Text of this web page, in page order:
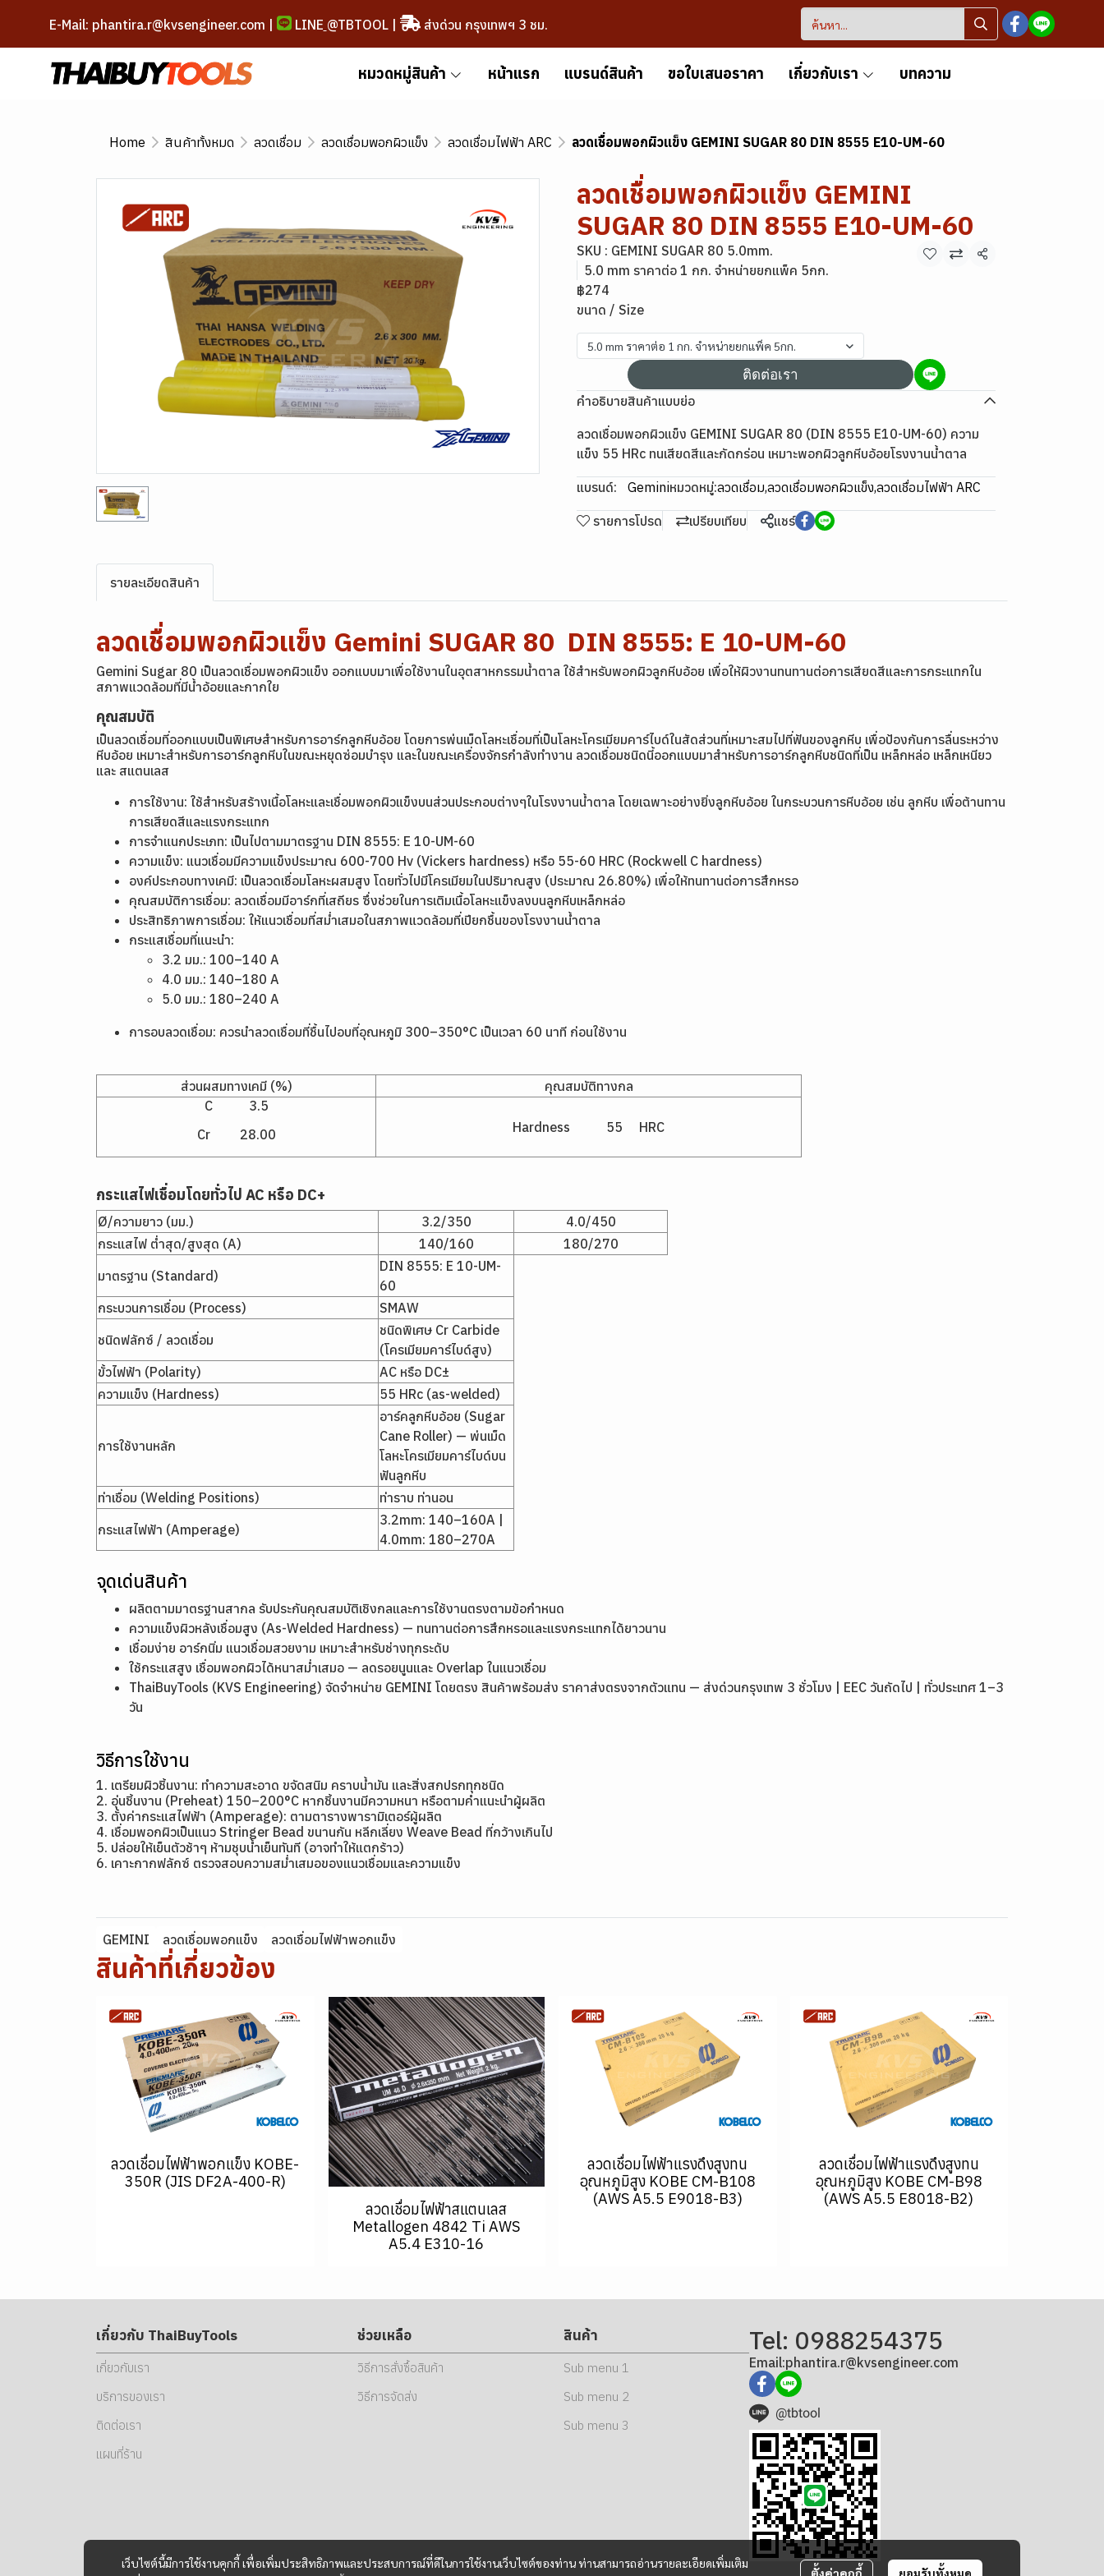
E-Mail: phantira.r@kvsengineer.com | LINE @TBTOOL| ส่งด่วน กรุงเทพฯ 3 ชม.
หมวดหมู่สินค้า หน้าแรก แบรนด์สินค้า ขอใบเสนอราคา เกี่ยวกับเรา บทความ
Home สินค้าทั้งหมด ลวดเชื่อม ลวดเชื่อมพอกผิวแข็ง ลวดเชื่อมไฟฟ้า ARC ลวดเชื่อมพอกผิวแข็ง GEMINI SUGAR 80 DIN 8555 E10-UM-60
ลวดเชื่อมพอกผิวแข็ง GEMINI
SUGAR 80 DIN 8555 E10-UM-60
SKU : GEMINI SUGAR 80 5.0mm.
5.0 mm ราคาต่อ 1 กก. จำหน่ายยกแพ็ค 5กก.
แชร์
฿274
ขนาด / Size
5.0 mm ราคาต่อ 1 กก. จำหน่ายยกแพ็ค 5กก.
ติดต่อเรา
คำอธิบายสินค้าแบบย่อ
ลวดเชื่อมพอกผิวแข็ง GEMINI SUGAR 80 (DIN 8555 E10-UM-60) ความ
แข็ง 55 HRc ทนเสียดสีและกัดกร่อน เหมาะพอกผิวลูกหีบอ้อยโรงงานน้ำตาล
แบรนด์: Geminiหมวดหมู่:ลวดเชื่อม,ลวดเชื่อมพอกผิวแข็ง,ลวดเชื่อมไฟฟ้า ARC
รายการโปรด เปรียบเทียบ แชร์
รายละเอียดสินค้า
ลวดเชื่อมพอกผิวแข็ง Gemini SUGAR 80 DIN 8555: E 10-UM-60
Gemini Sugar 80 เป็นลวดเชื่อมพอกผิวแข็ง ออกแบบมาเพื่อใช้งานในอุตสาหกรรมน้ำตาล ใช้สำหรับพอกผิวลูกหีบอ้อย เพื่อให้ผิวงานทนทานต่อการเสียดสีและการกระแทกใน
สภาพแวดล้อมที่มีน้ำอ้อยและกากใย
คุณสมบัติ
เป็นลวดเชื่อมที่ออกแบบเป็นพิเศษสำหรับการอาร์กลูกหีบอ้อย โดยการพ่นเม็ดโลหะเชื่อมที่เป็นโลหะโครเมียมคาร์ไบด์ในสัดส่วนที่เหมาะสมไปที่ฟันของลูกหีบ เพื่อป้องกันการลื่นระหว่าง
หีบอ้อย เหมาะสำหรับการอาร์กลูกหีบในขณะหยุดซ่อมบำรุง และในขณะเครื่องจักรกำลังทำงาน ลวดเชื่อมชนิดนี้ออกแบบมาสำหรับการอาร์กลูกหีบชนิดที่เป็น เหล็กหล่อ เหล็กเหนียว
และ สแตนเลส
การใช้งาน: ใช้สำหรับสร้างเนื้อโลหะและเชื่อมพอกผิวแข็งบนส่วนประกอบต่างๆในโรงงานน้ำตาล โดยเฉพาะอย่างยิ่งลูกหีบอ้อย ในกระบวนการหีบอ้อย เช่น ลูกหีบ เพื่อต้านทาน
การเสียดสีและแรงกระแทก
การจำแนกประเภท: เป็นไปตามมาตรฐาน DIN 8555: E 10-UM-60
ความแข็ง: แนวเชื่อมมีความแข็งประมาณ 600-700 Hv (Vickers hardness) หรือ 55-60 HRC (Rockwell C hardness)
องค์ประกอบทางเคมี: เป็นลวดเชื่อมโลหะผสมสูง โดยทั่วไปมีโครเมียมในปริมาณสูง (ประมาณ 26.80%) เพื่อให้ทนทานต่อการสึกหรอ
คุณสมบัติการเชื่อม: ลวดเชื่อมมีอาร์กที่เสถียร ซึ่งช่วยในการเติมเนื้อโลหะแข็งลงบนลูกหีบเหล็กหล่อ
ประสิทธิภาพการเชื่อม: ให้แนวเชื่อมที่สม่ำเสมอในสภาพแวดล้อมที่เปียกชื้นของโรงงานน้ำตาล
กระแสเชื่อมที่แนะนำ:
3.2 มม.: 100–140 A
4.0 มม.: 140–180 A
5.0 มม.: 180–240 A
การอบลวดเชื่อม: ควรนำลวดเชื่อมที่ชื้นไปอบที่อุณหภูมิ 300–350°C เป็นเวลา 60 นาที ก่อนใช้งาน
ส่วนผสมทางเคมี (%)
คุณสมบัติทางกล
C 3.5
Cr 28.00
Hardness 55 HRC
กระแสไฟเชื่อมโดยทั่วไป AC หรือ DC+
Ø/ความยาว (มม.) 3.2/350
4.0/450
กระแสไฟ ต่ำสุด/สูงสุด (A)
140/160
180/270
มาตรฐาน (Standard)
DIN 8555: E 10-UM-
60
กระบวนการเชื่อม (Process)
SMAW
ชนิดฟลักซ์ / ลวดเชื่อม
ชนิดพิเศษ Cr Carbide
(โครเมียมคาร์ไบด์สูง)
ขั้วไฟฟ้า (Polarity)
AC หรือ DC±
ความแข็ง (Hardness)
55 HRc (as-welded)
การใช้งานหลัก
อาร์คลูกหีบอ้อย (Sugar
Cane Roller) — พ่นเม็ด
โลหะโครเมียมคาร์ไบด์บน
ฟันลูกหีบ
ท่าเชื่อม (Welding Positions)
ท่าราบ ท่านอน
กระแสไฟฟ้า (Amperage)
3.2mm: 140–160A |
4.0mm: 180–270A
จุดเด่นสินค้า
ผลิตตามมาตรฐานสากล รับประกันคุณสมบัติเชิงกลและการใช้งานตรงตามข้อกำหนด
ความแข็งผิวหลังเชื่อมสูง (As-Welded Hardness) — ทนทานต่อการสึกหรอและแรงกระแทกได้ยาวนาน
เชื่อมง่าย อาร์กนิ่ม แนวเชื่อมสวยงาม เหมาะสำหรับช่างทุกระดับ
ใช้กระแสสูง เชื่อมพอกผิวได้หนาสม่ำเสมอ — ลดรอยนูนและ Overlap ในแนวเชื่อม
ThaiBuyTools (KVS Engineering) จัดจำหน่าย GEMINI โดยตรง สินค้าพร้อมส่ง ราคาส่งตรงจากตัวแทน — ส่งด่วนกรุงเทพ 3 ชั่วโมง | EEC วันถัดไป | ทั่วประเทศ 1–3
วัน
วิธีการใช้งาน
1. เตรียมผิวชิ้นงาน: ทำความสะอาด ขจัดสนิม คราบน้ำมัน และสิ่งสกปรกทุกชนิด
2. อุ่นชิ้นงาน (Preheat) 150–200°C หากชิ้นงานมีความหนา หรือตามคำแนะนำผู้ผลิต
3. ตั้งค่ากระแสไฟฟ้า (Amperage): ตามตารางพารามิเตอร์ผู้ผลิต
4. เชื่อมพอกผิวเป็นแนว Stringer Bead ขนานกัน หลีกเลี่ยง Weave Bead ที่กว้างเกินไป
5. ปล่อยให้เย็นตัวช้าๆ ห้ามชุบน้ำเย็นทันที (อาจทำให้แตกร้าว)
6. เคาะกากฟลักซ์ ตรวจสอบความสม่ำเสมอของแนวเชื่อมและความแข็ง
GEMINI ลวดเชื่อมพอกแข็ง ลวดเชื่อมไฟฟ้าพอกแข็ง
สินค้าที่เกี่ยวข้อง
ลวดเชื่อมไฟฟ้าพอกแข็ง KOBE-
350R (JIS DF2A-400-R)
ลวดเชื่อมไฟฟ้าสแตนเลส
Metallogen 4842 Ti AWS
A5.4 E310-16
ลวดเชื่อมไฟฟ้าแรงดึงสูงทน
อุณหภูมิสูง KOBE CM-B108
(AWS A5.5 E9018-B3)
ลวดเชื่อมไฟฟ้าแรงดึงสูงทน
อุณหภูมิสูง KOBE CM-B98
(AWS A5.5 E8018-B2)
เว็บไซต์นี้มีการใช้งานคุกกี้ เพื่อเพิ่มประสิทธิภาพและประสบการณ์ที่ดีในการใช้งานเว็บไซต์ของท่าน ท่านสามารถอ่านรายละเอียดเพิ่มเติม
ตั้งค่าคุกกี้ ยอมรับทั้งหมด
เกี่ยวกับ ThaiBuyTools
เกี่ยวกับเรา
บริการของเรา
ติดต่อเรา
แผนที่ร้าน
ช่วยเหลือ
วิธีการสั่งซื้อสินค้า
วิธีการจัดส่ง
สินค้า
Sub menu 1
Sub menu 2
Sub menu 3
Tel: 0988254375
Email:phantira.r@kvsengineer.com
@tbtool